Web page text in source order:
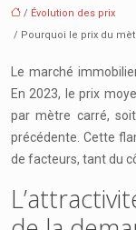
/ Évolution des prix
/ Pourquoi le prix du
Le marché
En 2023, le prix
par mètre carré,
précédente. Cette
de facteurs, tant du